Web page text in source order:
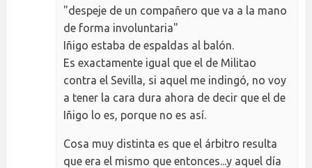
"despeje de un compañero que va a la mano
de forma involuntaria"
Iñigo estaba de espaldas al balón.
Es exactamente igual que el de Militao
contra el Sevilla, si aquel me indingó, no voy
a tener la cara dura ahora de decir que el de
Iñigo lo es, porque no es así.
Cosa muy distinta es que el árbitro resulta
que era el mismo que entonces...y aquel día